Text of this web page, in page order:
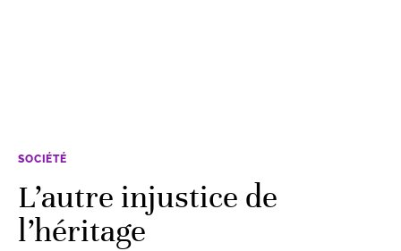
SOCIÉTÉ
L’autre injustice de
l’héritage